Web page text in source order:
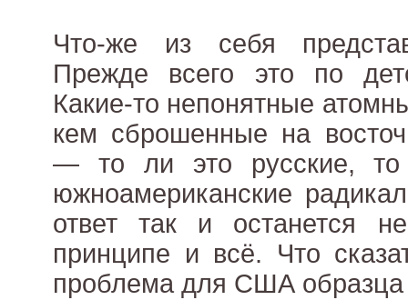
Что-же из себя
Прежде всего это по
Какие-то непонятные
кем сброшенные на
— то ли это русские,
южноамериканские
ответ так и останется
принципе и всё. Что
проблема для США образца